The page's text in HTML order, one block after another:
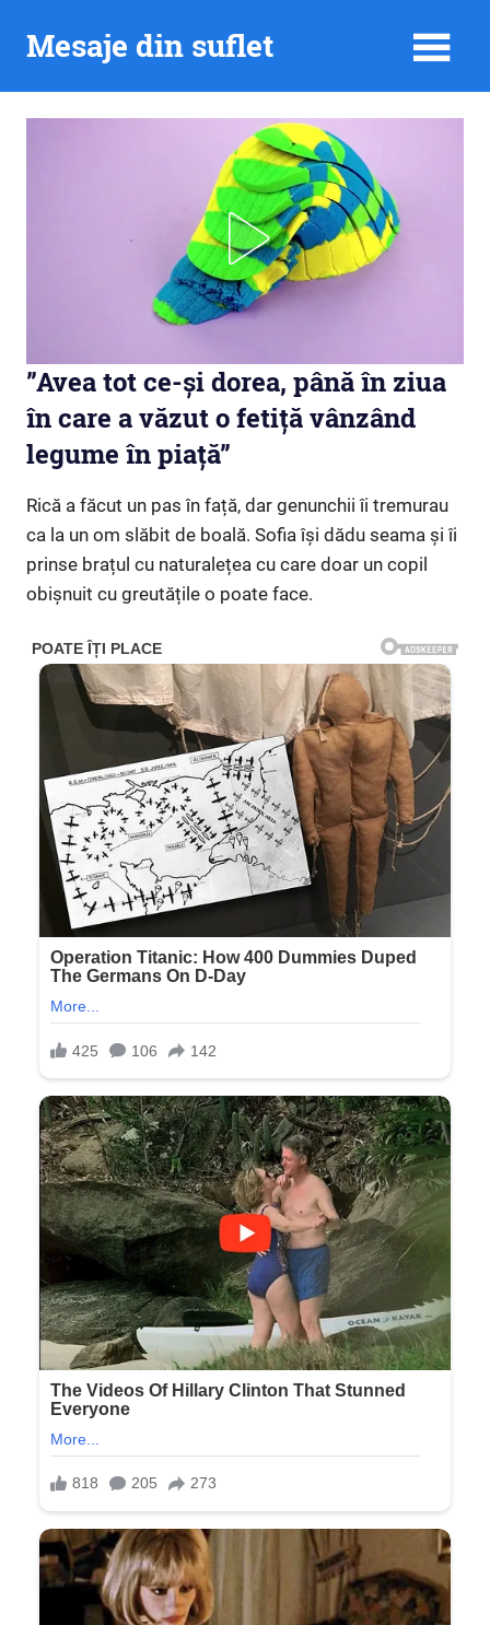
Mesaje din suflet
”Avea tot ce-și dorea, până în ziua
în care a văzut o fetiță vânzând
legume în piață”
Rică a făcut un pas în față, dar genunchii îi tremurau
ca la un om slăbit de boală. Sofia își dădu seama și îi
prinse brațul cu naturalețea cu care doar un copil
obișnuit cu greutățile o poate face.